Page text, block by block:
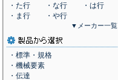
・た行
・な行
・は行
・ま行
・や行
▼メーカー一覧
・標準・規格
・機械要素
・伝達